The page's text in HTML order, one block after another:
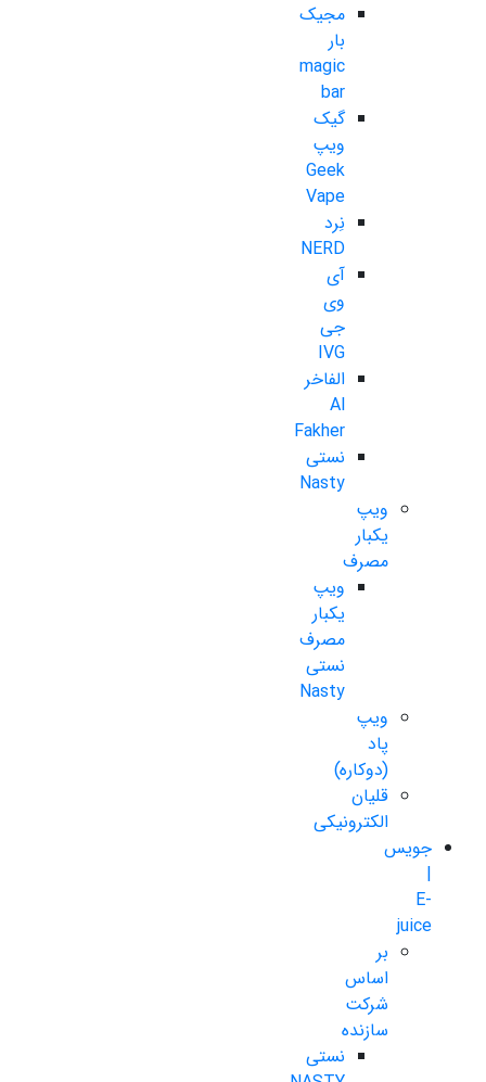
مجیک
بار
magic
bar
گیک
ویپ
Geek
Vape
نِرد
NERD
آی
وی
جی
IVG
الفاخر
Al
Fakher
نستی
Nasty
ویپ
یکبار
مصرف
ویپ
یکبار
مصرف
نستی
Nasty
ویپ
پاد
(دوکاره)
قلیان
الکترونیکی
جویس
|
E-
juice
بر
اساس
شرکت
سازنده
نستی